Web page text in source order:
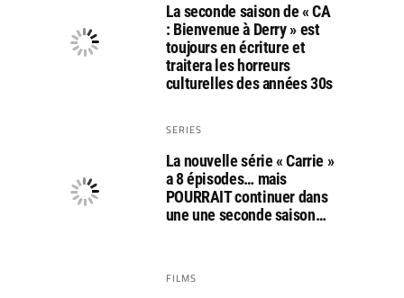
La seconde saison de « CA
: Bienvenue à Derry » est
toujours en écriture et
traitera les horreurs
culturelles des années 30s
SERIES
La nouvelle série « Carrie »
a 8 épisodes… mais
POURRAIT continuer dans
une une seconde saison…
FILMS